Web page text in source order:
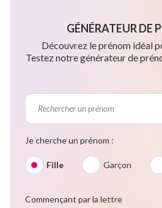
GÉNÉRATEUR DE
Découvrez le prénom idéal
Testez notre générateur de
Je cherche un prénom :
Fille Garçon
Commençant par la lettre